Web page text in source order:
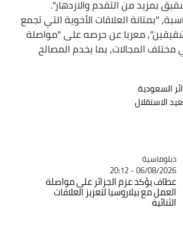
بمزيد من التقدم والازدهار".
"بمتانة العلاقات الأخوية التي تجمع
معربا عن حرصه على "مواصلة
المجالات, بما يخدم المصالح
السعودية
Catégorie
دبلوماسية
06/08/2026 - 20:12
عطاف يؤكد عزم الجزائر على مواصلة
العمل مع بيلاروسيا لتعزيز العلاقات
الثنائية